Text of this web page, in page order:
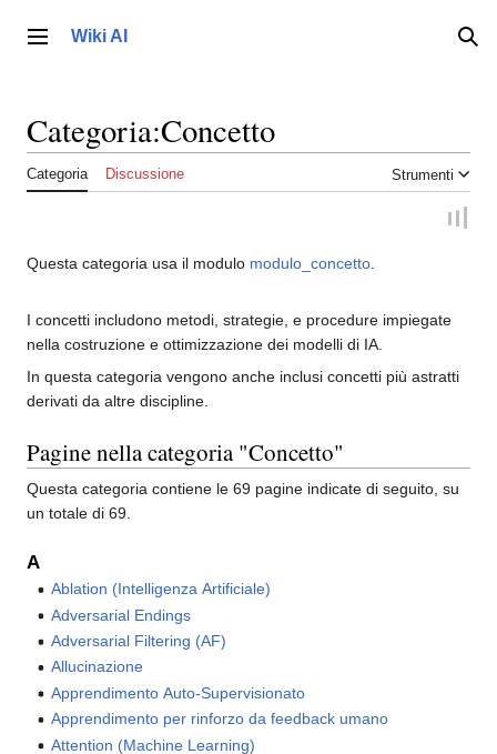
contenutoMenu principale
Wiki AI
Categoria:Concetto
Categoria Discussione Strumenti
Questa categoria usa il modulo modulo_concetto
I concetti includono metodi, strategie, e procedure impiegate
nella costruzione e ottimizzazione dei modelli di IA.
In questa categoria vengono anche inclusi concetti più astratti
derivati da altre discipline.
Pagine nella categoria "Concetto"
Questa categoria contiene le 69 pagine indicate di seguito, su
un totale di 69.
A
Ablation (Intelligenza Artificiale)
Adversarial Endings
Adversarial Filtering (AF)
Allucinazione
Apprendimento Auto-Supervisionato
Apprendimento per rinforzo da feedback umano
Attention (Machine Learning)